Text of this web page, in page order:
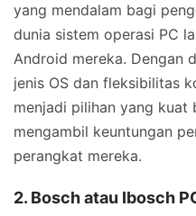
yang mendalam bagi
dunia sistem operasi PC
Android mereka. Dengan
jenis OS dan fleksibilitas
menjadi pilihan yang kuat
mengambil keuntungan
perangkat mereka.
2. Bosch atau Ibosch